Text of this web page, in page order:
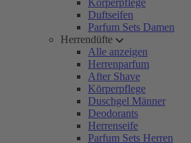
Körperpflege
Duftseifen
Parfum Sets Damen
Herrendüfte
Alle anzeigen
Herrenparfum
After Shave
Körperpflege
Duschgel Männer
Deodorants
Herrenseife
Parfum Sets Herren